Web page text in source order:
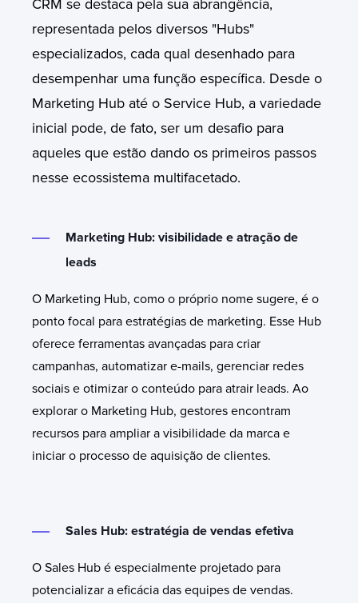
CRM se destaca pela sua abrangência,
representada pelos diversos "Hubs"
especializados, cada qual desenhado para
desempenhar uma função específica. Desde o
Marketing Hub até o Service Hub, a variedade
inicial pode, de fato, ser um desafio para
aqueles que estão dando os primeiros passos
nesse ecossistema multifacetado.
Marketing Hub: visibilidade e atração de
leads
O Marketing Hub, como o próprio nome sugere, é o
ponto focal para estratégias de marketing. Esse Hub
oferece ferramentas avançadas para criar
campanhas, automatizar e-mails, gerenciar redes
sociais e otimizar o conteúdo para atrair leads. Ao
explorar o Marketing Hub, gestores encontram
recursos para ampliar a visibilidade da marca e
iniciar o processo de aquisição de clientes.
Sales Hub: estratégia de vendas efetiva
O Sales Hub é especialmente projetado para
potencializar a eficácia das equipes de vendas.